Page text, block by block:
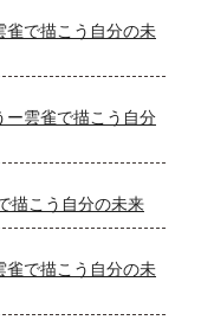
雀で描こう自分の未
ー雲雀で描こう自分
描こう自分の未来
雀で描こう自分の未